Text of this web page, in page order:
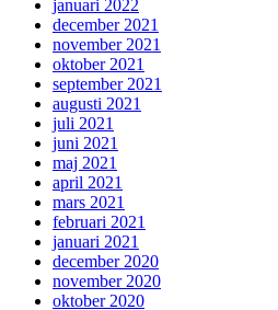
januari 2022
december 2021
november 2021
oktober 2021
september 2021
augusti 2021
juli 2021
juni 2021
maj 2021
april 2021
mars 2021
februari 2021
januari 2021
december 2020
november 2020
oktober 2020